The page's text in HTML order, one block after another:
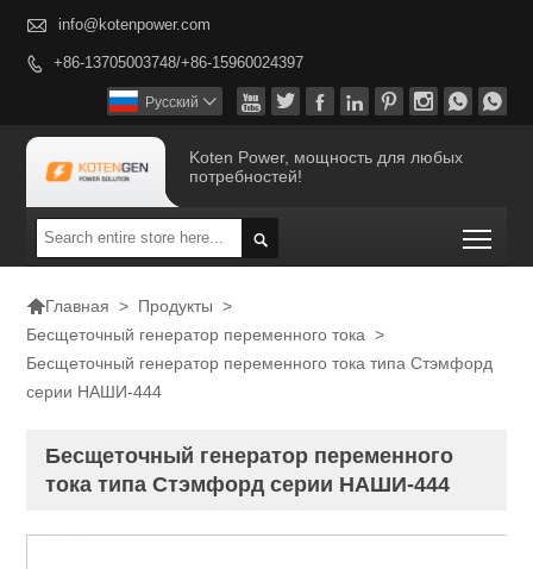
 info@kotenpower.com
 +86-13705003748/+86-15960024397
       
Pусский 
Koten Power, мощность для любых
потребностей!

Главная > Продукты >
Бесщеточный генератор переменного тока >
Бесщеточный генератор переменного тока типа Стэмфорд
серии НАШИ-444
Бесщеточный генератор переменного
тока типа Стэмфорд серии НАШИ-444